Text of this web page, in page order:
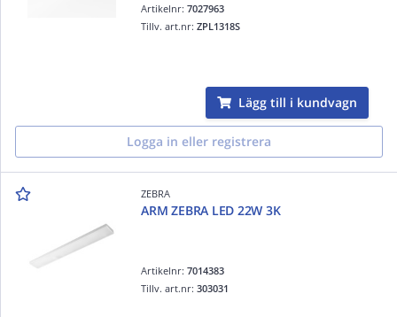
Artikelnr:7027963
Tillv. art.nr:ZPL1318S
Lägg till i kundvagn
Logga in eller registrera
ZEBRA
ARM ZEBRA LED 22W 3K
Artikelnr:7014383
Tillv. art.nr:303031